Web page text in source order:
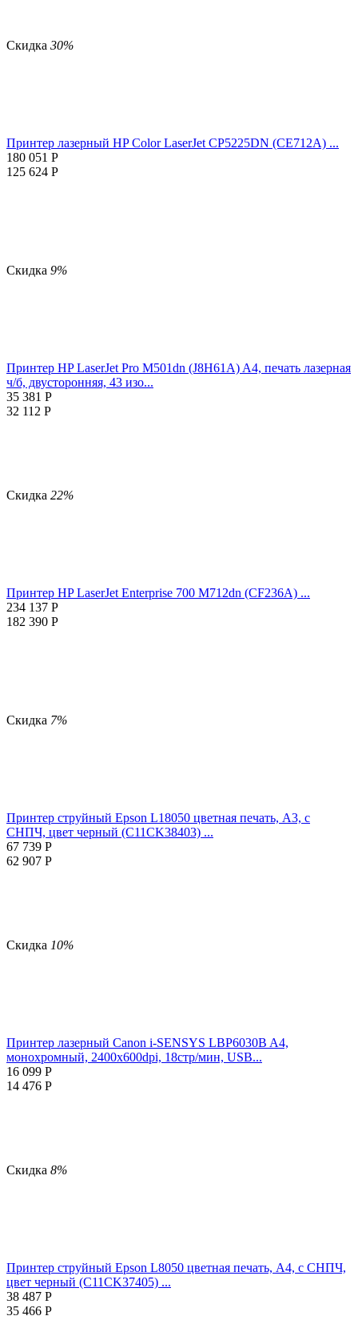
Скидка 30%
Принтер лазерный HP Color LaserJet CP5225DN (CE712A) ...
180 051 Р
125 624 Р
Скидка 9%
Принтер HP LaserJet Pro M501dn (J8H61A) A4, печать лазерная
ч/б, двусторонняя, 43 изо...
35 381 Р
32 112 Р
Скидка 22%
Принтер HP LaserJet Enterprise 700 M712dn (CF236A) ...
234 137 Р
182 390 Р
Скидка 7%
Принтер струйный Epson L18050 цветная печать, A3, с
СНПЧ, цвет черный (C11CK38403) ...
67 739 Р
62 907 Р
Скидка 10%
Принтер лазерный Canon i-SENSYS LBP6030B A4,
монохромный, 2400x600dpi, 18стр/мин, USB...
16 099 Р
14 476 Р
Скидка 8%
Принтер струйный Epson L8050 цветная печать, A4, с СНПЧ,
цвет черный (C11CK37405) ...
38 487 Р
35 466 Р